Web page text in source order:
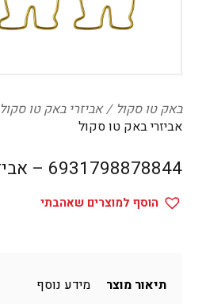
דיגיטל
טיפוח
טקסטיל לבית
מטבח
מסיבות וימי הולדת
ספורט
באק טו סקול אביזרי באק טו סקול
אביזרי באק טו סקול
6931798878844 – אביזרי באק טו סקול
הוסף למוצרים שאהבתי
תיאור מוצר מידע נוסף